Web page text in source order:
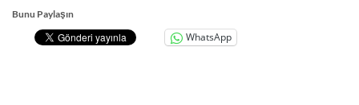
Bunu Paylaşın
WhatsApp